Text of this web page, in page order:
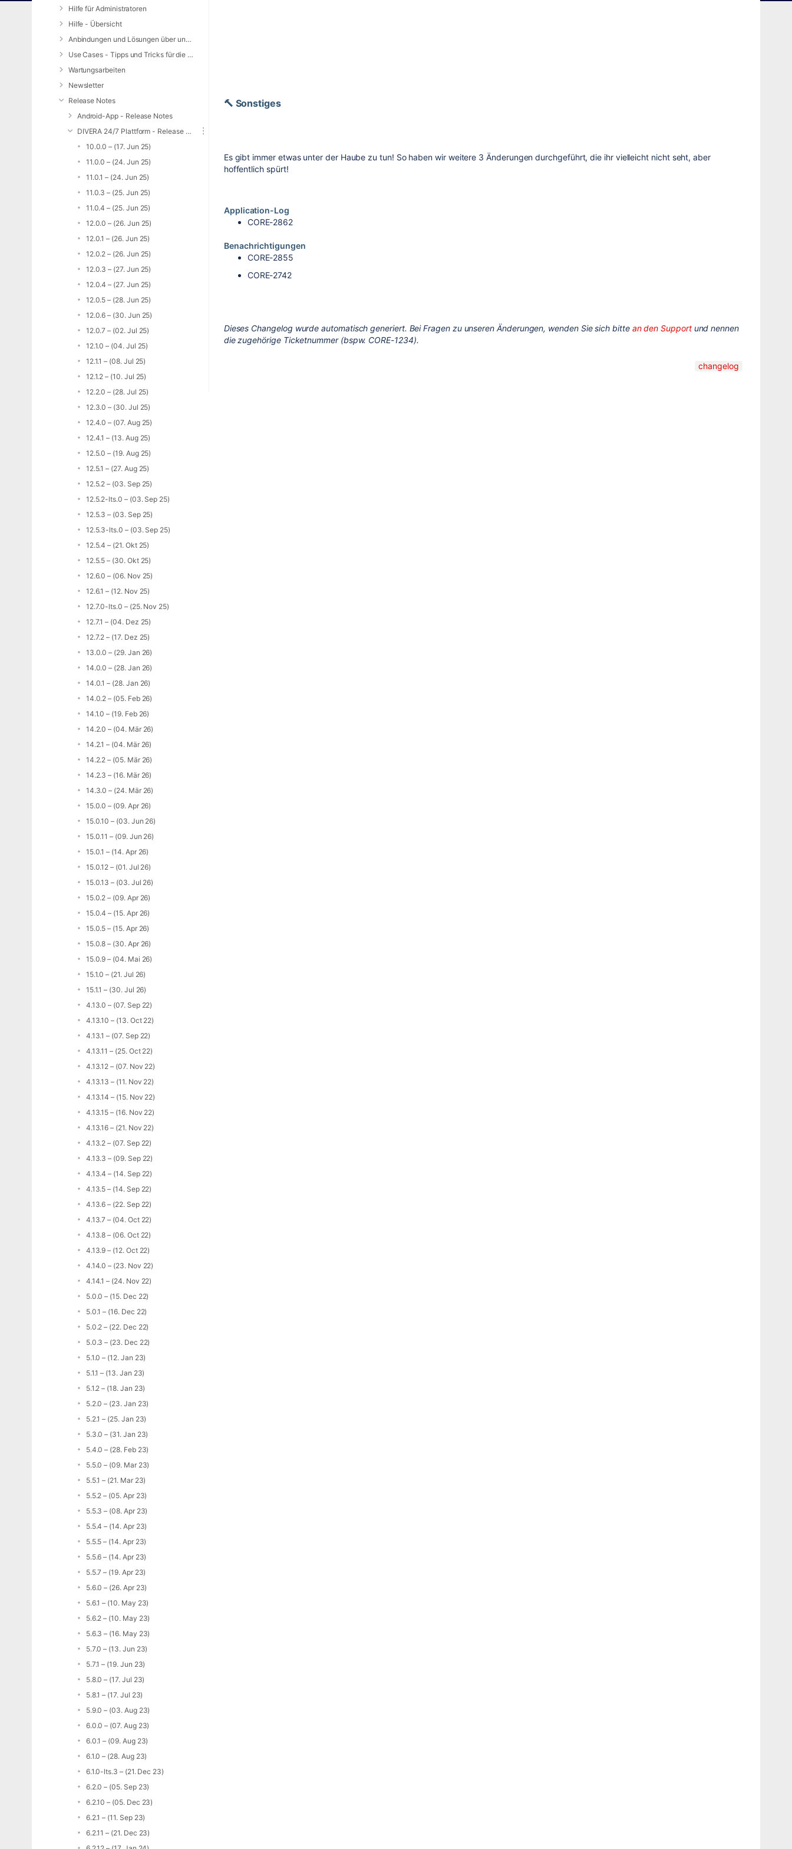
Hilfe für Administratoren
Hilfe - Übersicht
Anbindungen und Lösungen über unsere Web-Schnittstelle (REST-API)
Use Cases - Tipps und Tricks für die Anwendung von DIVERA 24/7
Wartungsarbeiten
Newsletter
Release Notes
Android-App - Release Notes
DIVERA 24/7 Plattform - Release Notes
10.0.0 – (17. Jun 25)
11.0.0 – (24. Jun 25)
11.0.1 – (24. Jun 25)
11.0.3 – (25. Jun 25)
11.0.4 – (25. Jun 25)
12.0.0 – (26. Jun 25)
12.0.1 – (26. Jun 25)
12.0.2 – (26. Jun 25)
12.0.3 – (27. Jun 25)
12.0.4 – (27. Jun 25)
12.0.5 – (28. Jun 25)
12.0.6 – (30. Jun 25)
12.0.7 – (02. Jul 25)
12.1.0 – (04. Jul 25)
12.1.1 – (08. Jul 25)
12.1.2 – (10. Jul 25)
12.2.0 – (28. Jul 25)
12.3.0 – (30. Jul 25)
12.4.0 – (07. Aug 25)
12.4.1 – (13. Aug 25)
12.5.0 – (19. Aug 25)
12.5.1 – (27. Aug 25)
12.5.2 – (03. Sep 25)
12.5.2-lts.0 – (03. Sep 25)
12.5.3 – (03. Sep 25)
12.5.3-lts.0 – (03. Sep 25)
12.5.4 – (21. Okt 25)
12.5.5 – (30. Okt 25)
12.6.0 – (06. Nov 25)
12.6.1 – (12. Nov 25)
12.7.0-lts.0 – (25. Nov 25)
12.7.1 – (04. Dez 25)
12.7.2 – (17. Dez 25)
13.0.0 – (29. Jan 26)
14.0.0 – (28. Jan 26)
14.0.1 – (28. Jan 26)
14.0.2 – (05. Feb 26)
14.1.0 – (19. Feb 26)
14.2.0 – (04. Mär 26)
14.2.1 – (04. Mär 26)
14.2.2 – (05. Mär 26)
14.2.3 – (16. Mär 26)
14.3.0 – (24. Mär 26)
15.0.0 – (09. Apr 26)
15.0.10 – (03. Jun 26)
15.0.11 – (09. Jun 26)
15.0.1 – (14. Apr 26)
15.0.12 – (01. Jul 26)
15.0.13 – (03. Jul 26)
15.0.2 – (09. Apr 26)
15.0.4 – (15. Apr 26)
15.0.5 – (15. Apr 26)
15.0.8 – (30. Apr 26)
15.0.9 – (04. Mai 26)
15.1.0 – (21. Jul 26)
15.1.1 – (30. Jul 26)
4.13.0 – (07. Sep 22)
4.13.10 – (13. Oct 22)
4.13.1 – (07. Sep 22)
4.13.11 – (25. Oct 22)
4.13.12 – (07. Nov 22)
4.13.13 – (11. Nov 22)
4.13.14 – (15. Nov 22)
4.13.15 – (16. Nov 22)
4.13.16 – (21. Nov 22)
4.13.2 – (07. Sep 22)
4.13.3 – (09. Sep 22)
4.13.4 – (14. Sep 22)
4.13.5 – (14. Sep 22)
4.13.6 – (22. Sep 22)
4.13.7 – (04. Oct 22)
4.13.8 – (06. Oct 22)
4.13.9 – (12. Oct 22)
4.14.0 – (23. Nov 22)
4.14.1 – (24. Nov 22)
5.0.0 – (15. Dec 22)
5.0.1 – (16. Dec 22)
5.0.2 – (22. Dec 22)
5.0.3 – (23. Dec 22)
5.1.0 – (12. Jan 23)
5.1.1 – (13. Jan 23)
5.1.2 – (18. Jan 23)
5.2.0 – (23. Jan 23)
5.2.1 – (25. Jan 23)
5.3.0 – (31. Jan 23)
5.4.0 – (28. Feb 23)
5.5.0 – (09. Mar 23)
5.5.1 – (21. Mar 23)
5.5.2 – (05. Apr 23)
5.5.3 – (08. Apr 23)
5.5.4 – (14. Apr 23)
5.5.5 – (14. Apr 23)
5.5.6 – (14. Apr 23)
5.5.7 – (19. Apr 23)
5.6.0 – (26. Apr 23)
5.6.1 – (10. May 23)
5.6.2 – (10. May 23)
5.6.3 – (16. May 23)
5.7.0 – (13. Jun 23)
5.7.1 – (19. Jun 23)
5.8.0 – (17. Jul 23)
5.8.1 – (17. Jul 23)
5.9.0 – (03. Aug 23)
6.0.0 – (07. Aug 23)
6.0.1 – (09. Aug 23)
6.1.0 – (28. Aug 23)
6.1.0-lts.3 – (21. Dec 23)
6.2.0 – (05. Sep 23)
6.2.10 – (05. Dec 23)
6.2.1 – (11. Sep 23)
6.2.11 – (21. Dec 23)
🔨 Sonstiges
Es gibt immer etwas unter der Haube zu tun! So haben wir weitere 3 Änderungen durchgeführt, die ihr vielleicht nicht seht, aber
hoffentlich spürt!
Application-Log
CORE-2862
Benachrichtigungen
CORE-2855
CORE-2742
Dieses Changelog wurde automatisch generiert. Bei Fragen zu unseren Änderungen, wenden Sie sich bitte an den Supportund nennen
die zugehörige Ticketnummer (bspw. CORE-1234).
changelog